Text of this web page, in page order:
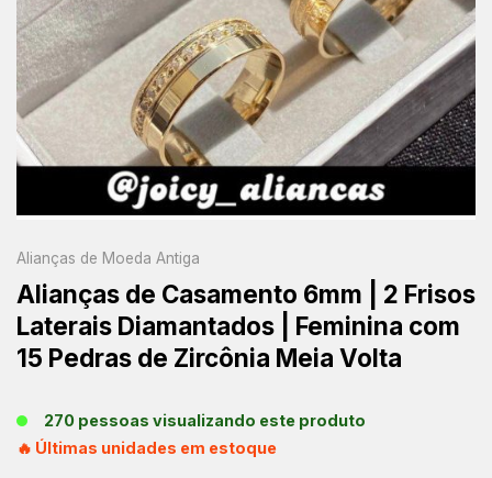
Alianças de Moeda Antiga
Alianças de Casamento 6mm | 2 Frisos
Laterais Diamantados | Feminina com
15 Pedras de Zircônia Meia Volta
270 pessoas visualizando este produto
🔥 Últimas unidades em estoque